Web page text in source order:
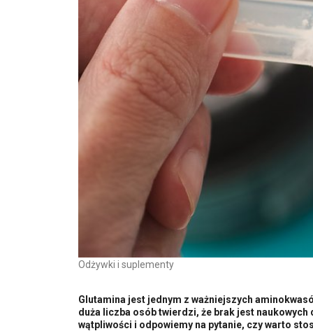
Odżywki i suplementy
Glutamina jest jednym z ważniejszych
duża liczba osób twierdzi, że brak jest
wątpliwości i odpowiemy na pytanie, czy warto